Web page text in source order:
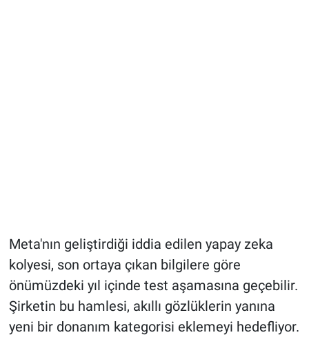
Meta'nın geliştirdiği iddia edilen yapay zeka
kolyesi, son ortaya çıkan bilgilere göre
önümüzdeki yıl içinde test aşamasına geçebilir.
Şirketin bu hamlesi, akıllı gözlüklerin yanına
yeni bir donanım kategorisi eklemeyi hedefliyor.